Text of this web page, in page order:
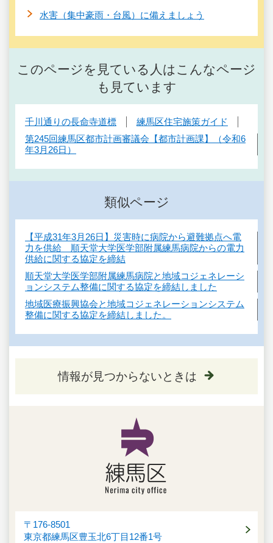
水害（集中豪雨・台風）に備えましょう
このページを見ている人はこんなページ
も見ています
千川通りの長命寺道標
練馬区住宅施策ガイド
第245回練馬区都市計画審議会【都市計画課】（令和6
年3月26日）
類似ページ
【平成31年3月26日】災害時に病院から避難拠点へ電
力を供給 順天堂大学医学部附属練馬病院からの電力
供給に関する協定を締結
順天堂大学医学部附属練馬病院と地域コジェネレーシ
ョンシステム整備に関する協定を締結しました
地域医療振興協会と地域コジェネレーションシステム
整備に関する協定を締結しました。
情報が見つからないときは
〒176-8501
東京都練馬区豊玉北6丁目12番1号